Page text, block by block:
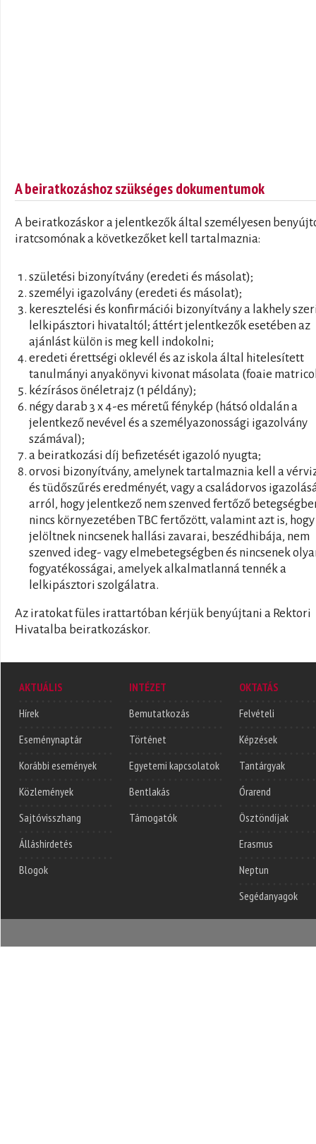
A beiratkozáshoz szükséges dokumentumok
A beiratkozáskor a jelentkezők által személyesen
iratcsomónak a következőket kell tartalmaznia:
születési bizonyítvány (eredeti és másolat);
személyi igazolvány (eredeti és másolat);
keresztelési és konfirmációi bizonyítvány a lakhely
lelkipásztori hivataltól; áttért jelentkezők esetében az
ajánlást külön is meg kell indokolni;
eredeti érettségi oklevél és az iskola által hitelesített
tanulmányi anyakönyvi kivonat másolata (foaie
kézírásos önéletrajz (1 példány);
négy darab 3 x 4-es méretű fénykép (hátsó oldalán a
jelentkező nevével és a személyazonossági igazolvány
számával);
a beiratkozási díj befizetését igazoló nyugta;
orvosi bizonyítvány, amelynek tartalmaznia kell a
és tüdőszűrés eredményét, vagy a családorvos
arról, hogy jelentkező nem szenved fertőző
nincs környezetében TBC fertőzött, valamint azt is, hogy
jelöltnek nincsenek hallási zavarai, beszédhibája, nem
szenved ideg- vagy elmebetegségben és nincsenek
fogyatékosságai, amelyek alkalmatlanná tennék a
lelkipásztori szolgálatra.
Az iratokat füles irattartóban kérjük benyújtani a Rektori
Hivatalba beiratkozáskor.
AKTUÁLIS
Hírek
Eseménynaptár
Korábbi események
Közlemények
Sajtóvisszhang
Álláshirdetés
Blogok
INTÉZET
Bemutatkozás
Történet
Egyetemi kapcsolatok
Bentlakás
Támogatók
OKTATÁS
Felvételi
Képzések
Tantárgyak
Órarend
Ösztöndíjak
Erasmus
Neptun
Segédanyagok